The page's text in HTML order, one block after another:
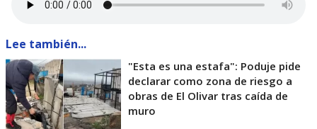
Lee también...
"Esta es una estafa": Poduje pide
declarar como zona de riesgo a
obras de El Olivar tras caída de
muro